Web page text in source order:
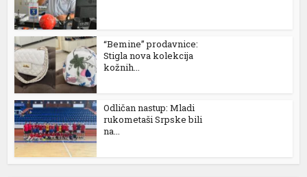
“Bemine” prodavnice:
Stigla nova kolekcija
kožnih...
Odličan nastup: Mladi
rukometaši Srpske bili
na...